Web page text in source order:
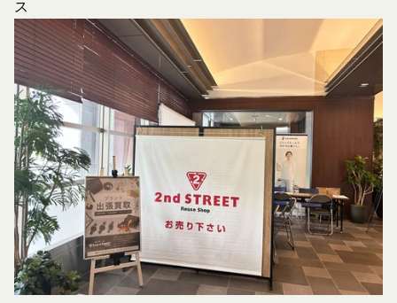
ス
外部サービスのプライバシー設定によりお客様が提
携先に開示を認めた情報を取得することがありま
す。
取得した個人情報等の利用目的
当社は、お客様からご提供いただいたお客様情報
を、当社各サービスの利用規約において定める利用
目的の範囲内で利用します。
Cookie（クッキー）について
当社は、お客様にとってより使いやすく、より価値
ある情報を提供するためにCookie(以下「クッキ
ー」といいます。これに類似の技術を含みます。)
を使用することがあります。
クッキーは、ウェブサイトを利用されたときにご利
提携するサービス（以下「提携サービス」といいま
す。）を提供し、又はその運営を行う者をいいま
す。
第2条（総則・適用範囲）
本規約は、会員と当社間において本サービスの利用
に関し適用され、登録手続き完了後の本サービスの
提供条件及び当社と会員との権利義務関係を定める
ものです。
当社が、当社ウェブサイト上に本サービスに関する
個別規定や追加規定を掲載する場合、又は第11条
に定める方法により本サービスに関するルール等を
発信する場合、それらは本規約の一部を構成するも
のとし、個別規定、追加規定又はルール等が本規約